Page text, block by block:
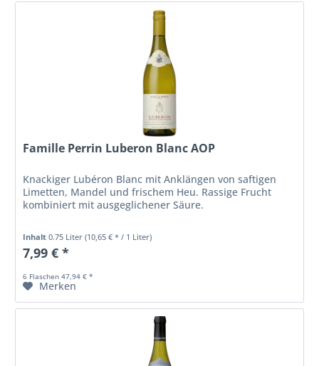
Famille Perrin Luberon Blanc AOP
Knackiger Lubéron Blanc mit Anklängen von saftigen
Limetten, Mandel und frischem Heu. Rassige Frucht
kombiniert mit ausgeglichener Säure.
Inhalt0.75 Liter(10,65 € * / 1 Liter)
7,99 € *
6 Flaschen 47,94 € *
Merken